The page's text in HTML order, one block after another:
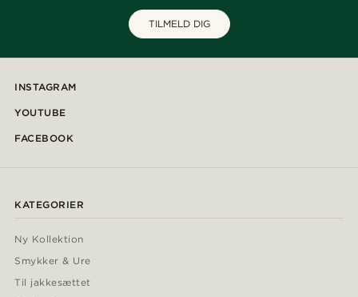
TILMELD DIG
INSTAGRAM
YOUTUBE
FACEBOOK
KATEGORIER
Ny Kollektion
Smykker & Ure
Til jakkesættet